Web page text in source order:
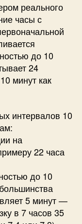
реального
часы с
до 10
24
минут как
интервалов 10
на
22 часа
до 10
5 минут —
в 7 часов 35